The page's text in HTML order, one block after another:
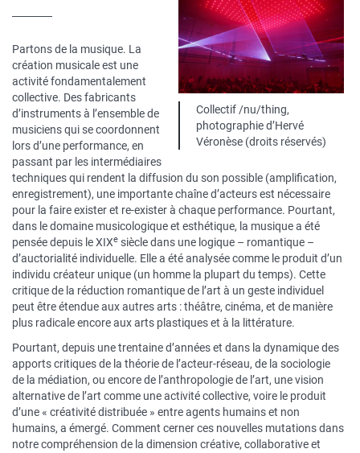
Légende
Collectif /nu/thing,
photographie d’Hervé
Véronèse (droits réservés)
Partons de la musique. La
création musicale est une
activité fondamentalement
collective. Des fabricants
d’instruments à l’ensemble de
musiciens qui se coordonnent
lors d’une performance, en
passant par les intermédiaires
techniques qui rendent la diffusion du son possible (amplification,
enregistrement), une importante chaîne d’acteurs est nécessaire
pour la faire exister et re-exister à chaque performance. Pourtant,
dans le domaine musicologique et esthétique, la musique a été
pensée depuis le XIXe siècle dans une logique – romantique –
d’auctorialité individuelle. Elle a été analysée comme le produit d’un
individu créateur unique (un homme la plupart du temps). Cette
critique de la réduction romantique de l’art à un geste individuel
peut être étendue aux autres arts : théâtre, cinéma, et de manière
plus radicale encore aux arts plastiques et à la littérature.
Pourtant, depuis une trentaine d’années et dans la dynamique des
apports critiques de la théorie de l’acteur-réseau, de la sociologie
de la médiation, ou encore de l’anthropologie de l’art, une vision
alternative de l’art comme une activité collective, voire le produit
d’une « créativité distribuée » entre agents humains et non
humains, a émergé. Comment cerner ces nouvelles mutations dans
notre compréhension de la dimension créative, collaborative et